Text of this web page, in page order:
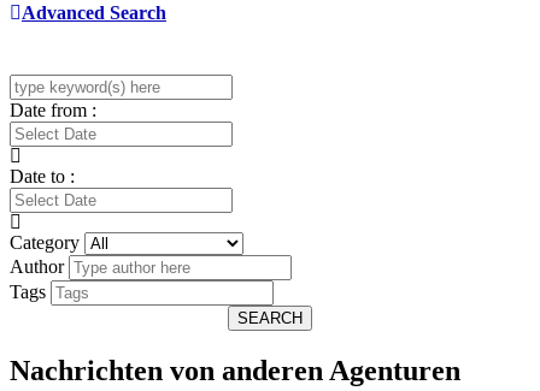
Advanced Search
Date from :
Date to :
Category
Author
Tags
SEARCH
Nachrichten von anderen Agenturen